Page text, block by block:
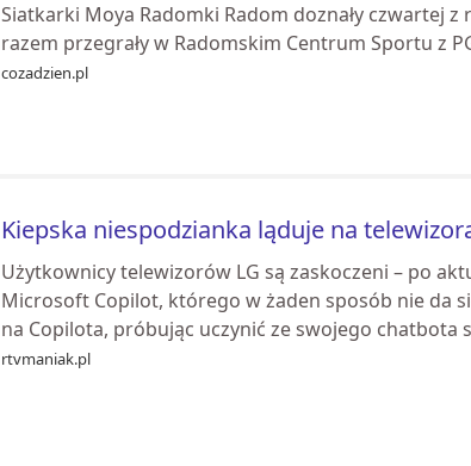
Siatkarki Moya Radomki Radom doznały czwartej
razem przegrały w Radomskim Centrum Sportu z
cozadzien.pl
Kiepska niespodzianka ląduje na
Użytkownicy telewizorów LG są zaskoczeni – po
Microsoft Copilot, którego w żaden sposób nie da
na Copilota, próbując uczynić ze swojego chatbota
rtvmaniak.pl